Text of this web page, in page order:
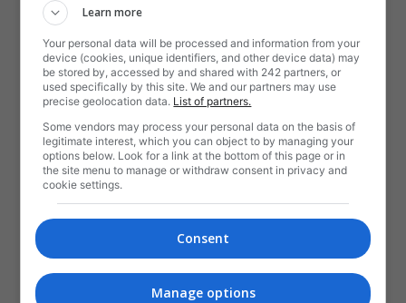
Learn more
Your personal data will be processed and information from your
device (cookies, unique identifiers, and other device data) may
be stored by, accessed by and shared with 242 partners, or
used specifically by this site. We and our partners may use
precise geolocation data. List of partners.
Some vendors may process your personal data on the basis of
legitimate interest, which you can object to by managing your
options below. Look for a link at the bottom of this page or in
the site menu to manage or withdraw consent in privacy and
cookie settings.
Consent
Manage options